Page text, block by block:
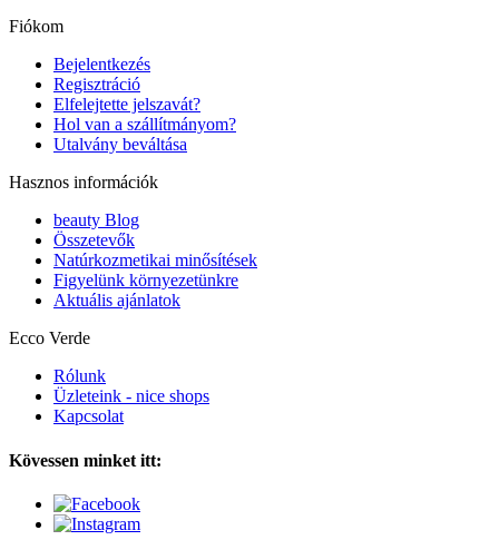
Fiókom
Bejelentkezés
Regisztráció
Elfelejtette jelszavát?
Hol van a szállítmányom?
Utalvány beváltása
Hasznos információk
beauty Blog
Összetevők
Natúrkozmetikai minősítések
Figyelünk környezetünkre
Aktuális ajánlatok
Ecco Verde
Rólunk
Üzleteink - nice shops
Kapcsolat
Kövessen minket itt: